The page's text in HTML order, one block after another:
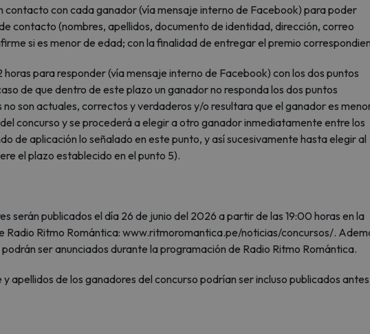
contacto con cada ganador (vía mensaje interno de Facebook) para poder
contacto (nombres, apellidos, documento de identidad, dirección, correo
si es menor de edad; con la finalidad de entregar el premio
para responder (vía mensaje interno de Facebook) con los dos puntos
de que dentro de este plazo un ganador no responda los dos puntos
son actuales, correctos y verdaderos y/o resultara que el ganador es
concurso y se procederá a elegir a otro ganador inmediatamente entre los
de aplicación lo señalado en este punto, y así sucesivamente hasta elegir al
el plazo establecido en el punto 5).
serán publicados el día 26 de junio del 2026 a partir de las 19:00 horas en la
Radio Ritmo Romántica: www.ritmoromantica.pe/noticias/concursos/.
ser anunciados durante la programación de Radio Ritmo Romántica.
apellidos de los ganadores del concurso podrían ser incluso publicados